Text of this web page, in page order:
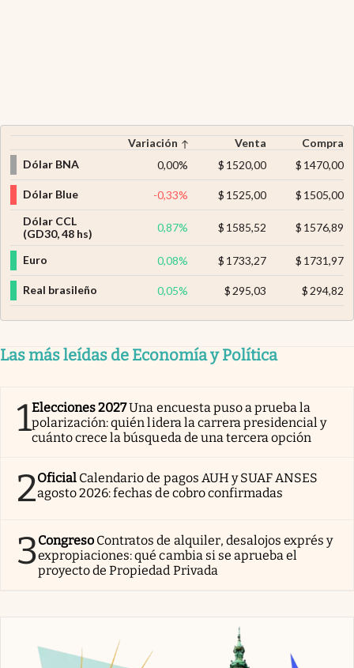
Variación Venta
Compra
Dólar BNA
0,00% $ 1520,00 $ 1470,00
Dólar Blue -0,33% $ 1525,00 $ 1505,00
Dólar CCL
(GD30, 48 hs)
0,87% $ 1585,52 $ 1576,89
Euro 0,08% $ 1733,27 $ 1731,97
Real brasileño 0,05% $ 295,03 $ 294,82
Las más leídas de Economía y Política
1Elecciones 2027Una encuesta puso a prueba la
polarización: quién lidera la carrera presidencial y
cuánto crece la búsqueda de una tercera opción
2Oficial Calendario de pagos AUH y SUAF ANSES
agosto 2026: fechas de cobro confirmadas
3Congreso Contratos de alquiler, desalojos exprés y
expropiaciones: qué cambia si se aprueba el
proyecto de Propiedad Privada